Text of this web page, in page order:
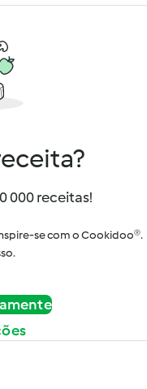
000 receitas!
se com o Cookidoo®.